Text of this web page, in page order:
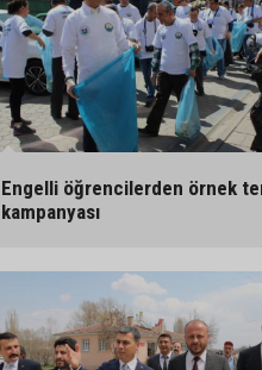
Engelli öğrencilerden örnek
kampanyası